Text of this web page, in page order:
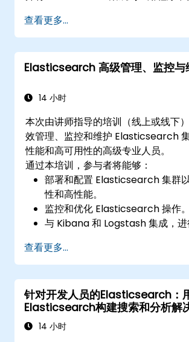
查看更多...
Elasticsearch 高级管理、监控与
14 小时
本次由讲师指导的培训（线上或线下
效管理、监控和维护 Elasticsearch
性能和高可用性的高级专业人员。
通过本培训，参与者将能够：
部署和配置 Elasticsearch 集群
性和高性能。
监控和优化 Elasticsearch 操作。
与 Kibana 和 Logstash 集成，
通过插件扩展 Elasticsearch 功能
使用集群和分片技术扩展
查看更多...
针对开发人员的Elasticsearch：
Elasticsearch构建搜索和分析解
14 小时